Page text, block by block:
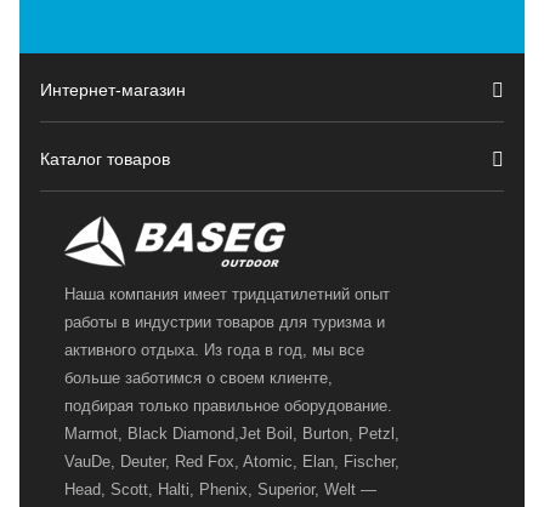
Интернет-магазин
Каталог товаров
Наша компания имеет тридцатилетний опыт
работы в индустрии товаров для туризма и
активного отдыха. Из года в год, мы все
больше заботимся о своем клиенте,
подбирая только правильное оборудование.
Marmot, Black Diamond,Jet Boil, Burton, Petzl,
VauDe, Deuter, Red Fox, Atomic, Elan, Fischer,
Head, Scott, Halti, Phenix, Superior, Welt —